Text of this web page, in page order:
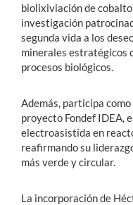
biolixiviación de
investigación
segunda vida a los
minerales estratégicos
procesos biológicos.
Además, participa
proyecto Fondef IDEA,
electroasistida en
reafirmando su
más verde y circular.
La incorporación de